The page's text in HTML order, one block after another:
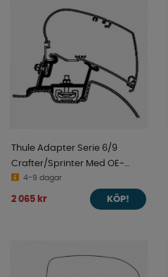
Thule Adapter Serie 6/9
Crafter/Sprinter Med OE-
Track 2007-2016
4-9 dagar
2 065 kr KÖP!